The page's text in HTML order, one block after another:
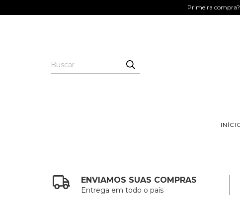
Primeira
ENVIAMOS SUAS COMPRAS
Entrega em todo o país